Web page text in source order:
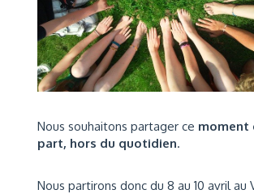
Nous souhaitons partager ce moment
part, hors du quotidien.
Nous partirons donc du 8 au 10 avril au